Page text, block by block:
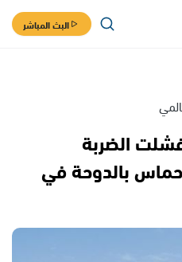
البث المباشر
الضربة
حماس بالدوحة في